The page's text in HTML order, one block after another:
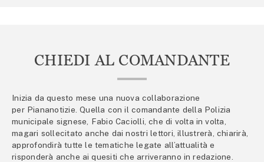
CHIEDI AL COMANDANTE
Inizia da questo mese una nuova collaborazione
per Piananotizie. Quella con il comandante della Polizia
municipale signese, Fabio Caciolli, che di volta in volta,
magari sollecitato anche dai nostri lettori, illustrerà, chiarirà,
approfondirà tutte le tematiche legate all’attualità e
risponderà anche ai quesiti che arriveranno in redazione.